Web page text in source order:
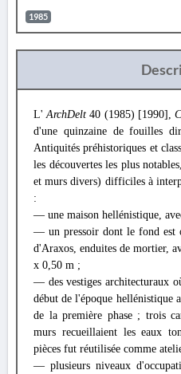
1985
L'ArchDelt40 (1985) [1990],
d'une quinzaine de fouilles
Antiquités préhistoriques et
les découvertes les plus
et murs divers) difficiles à
:
— une maison hellénistique,
— un pressoir dont le fond est
d'Araxos, enduites de mortier,
x 0,50 m ;
— des vestiges architecturaux
début de l'époque hellénistique
de la première phase ; trois
murs recueillaient les eaux
pièces fut réutilisée comme
— plusieurs niveaux